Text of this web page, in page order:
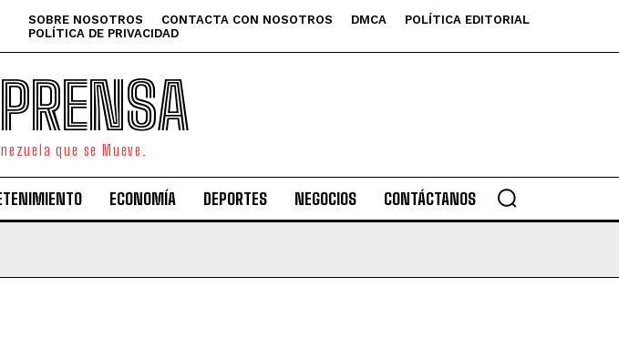
SOBRE NOSOTROS CONTACTA CON NOSOTROS DMCA
POLÍTICA EDITORIAL
POLÍTICA DE PRIVACIDAD
que se Mueve.
ECONOMÍA DEPORTES NEGOCIOS CONTÁCTANOS